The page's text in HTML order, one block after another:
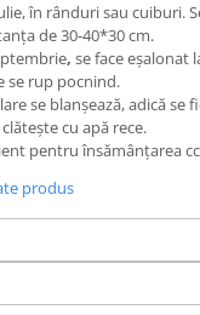
gradina
în rânduri sau cuiburi.
de 30-40*30 cm.
, se face eșalonat
se rup pocnind.
se blanșează, adică se
cu apă rece.
pentru însămânțarea
produs